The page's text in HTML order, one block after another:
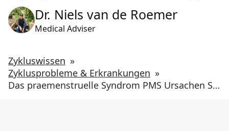
Dr. Niels van de Roemer
Medical Adviser
Zykluswissen »
Zyklusprobleme & Erkrankungen »
Das praemenstruelle Syndrom PMS Ursachen Symptome Behandlung